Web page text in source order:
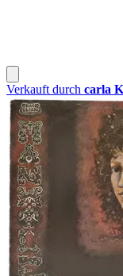
Verkauft durch carla